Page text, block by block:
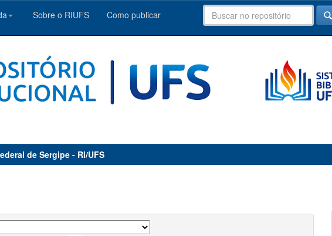
Sobre o RIUFS Como publicar
de Sergipe - RI/UFS